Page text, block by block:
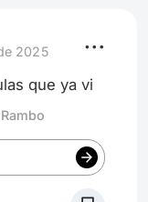
2025
que ya vi